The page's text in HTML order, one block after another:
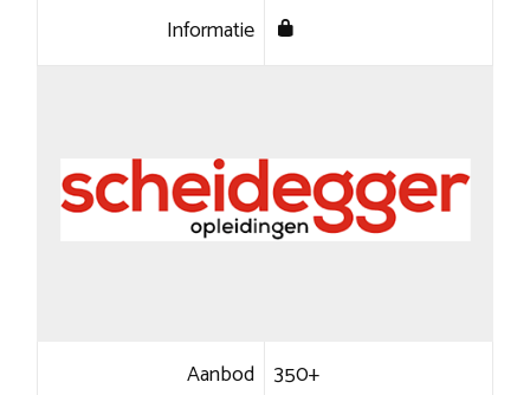
Informatie
Aanbod 350+